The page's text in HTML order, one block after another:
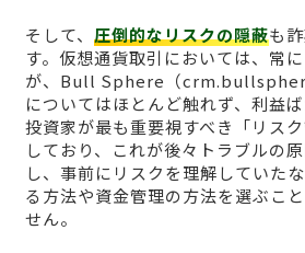
そして、 圧倒的なリスクの隠蔽も
す。仮想通貨取引においては、常
が、Bull Sphere（
についてはほとんど触れず、利益ば
投資家が最も重要視すべき「リス
しており、これが後々トラブルの
し、事前にリスクを理解していた
る方法や資金管理の方法を選ぶこ
せん。